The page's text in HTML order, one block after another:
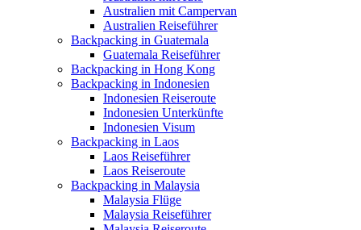
Australien mit Campervan
Australien Reiseführer
Backpacking in Guatemala
Guatemala Reiseführer
Backpacking in Hong Kong
Backpacking in Indonesien
Indonesien Reiseroute
Indonesien Unterkünfte
Indonesien Visum
Backpacking in Laos
Laos Reiseführer
Laos Reiseroute
Backpacking in Malaysia
Malaysia Flüge
Malaysia Reiseführer